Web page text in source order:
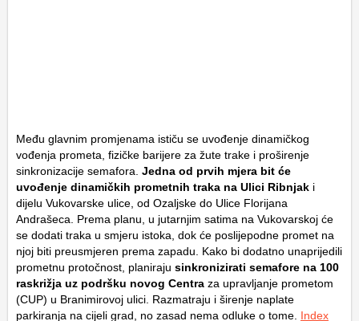
Među glavnim promjenama ističu se uvođenje dinamičkog
vođenja prometa, fizičke barijere za žute trake i proširenje
sinkronizacije semafora. Jedna od prvih mjera bit će
uvođenje dinamičkih prometnih traka na Ulici Ribnjak i
dijelu Vukovarske ulice, od Ozaljske do Ulice Florijana
Andrašeca. Prema planu, u jutarnjim satima na Vukovarskoj će
se dodati traka u smjeru istoka, dok će poslijepodne promet na
njoj biti preusmjeren prema zapadu. Kako bi dodatno unaprijedili
prometnu protočnost, planiraju sinkronizirati semafore na 100
raskrižja uz podršku novog Centra za upravljanje prometom
(CUP) u Branimirovoj ulici. Razmatraju i širenje naplate
parkiranja na cijeli grad, no zasad nema odluke o tome. Index